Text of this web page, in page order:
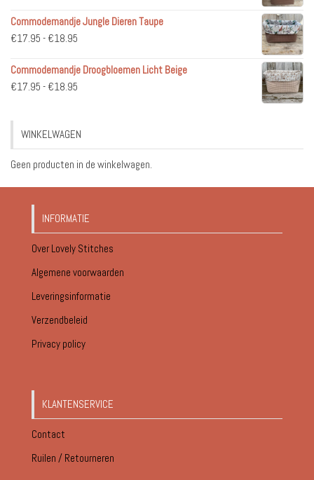
tot
€51.95
Commodemandje Jungle Dieren Taupe
€17.95 - €18.95
tot
Commodemandje Droogbloemen Licht Beige
€17.95 - €18.95
€18.95
WINKELWAGEN
Geen producten in de winkelwagen.
INFORMATIE
Over Lovely Stitches
Algemene voorwaarden
Leveringsinformatie
Verzendbeleid
Privacy policy
KLANTENSERVICE
Contact
Ruilen / Retourneren